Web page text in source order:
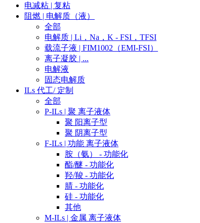
电减粘 | 复粘
阻燃 | 电解质（液）
全部
电解质 | Li，Na，K - FSI，TFSI
载流子液 | FIM1002（EMI-FSI）
离子凝胶 | ...
电解液
固态电解质
ILs 代工/ 定制
全部
P-ILs | 聚 离子液体
聚 阳离子型
聚 阴离子型
F-ILs | 功能 离子液体
胺（氨） - 功能化
酯/醚 - 功能化
羟/羧 - 功能化
腈 - 功能化
硅 - 功能化
其他
M-ILs | 金属 离子液体